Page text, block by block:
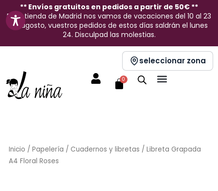
contenido
** Envíos gratuitos en pedidos a partir de 50€ **
En la tienda de Madrid nos vamos de vacaciones del 10 al 23
de agosto, vuestros pedidos de estos días saldrán el lunes
24. Disculpad las molestias.
seleccionar zona
0
Carrito
Inicio / Papelería / Cuadernos y libretas / Libreta Grapada
A4 Floral Roses